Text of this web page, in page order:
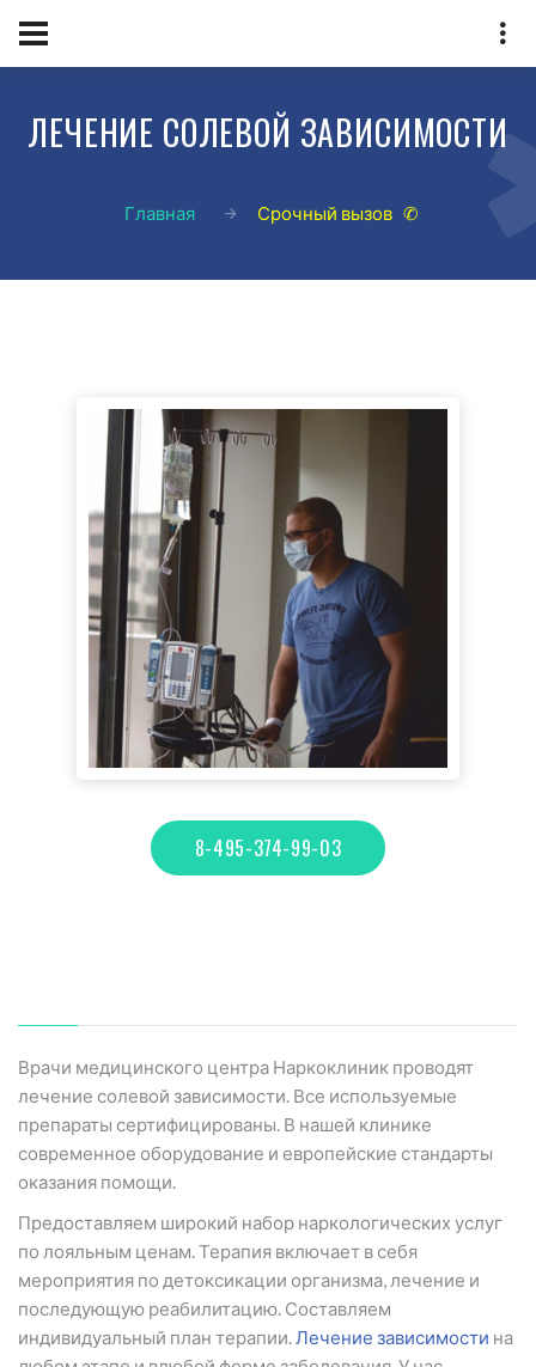
ЛЕЧЕНИЕ СОЛЕВОЙ ЗАВИСИМОСТИ
Главная Срочный вызов ✆
8-495-374-99-03
Врачи медицинского центра Наркоклиник проводят
лечение солевой зависимости. Все используемые
препараты сертифицированы. В нашей клинике
современное оборудование и европейские стандарты
оказания помощи.
Предоставляем широкий набор наркологических услуг
по лояльным ценам. Терапия включает в себя
мероприятия по детоксикации организма, лечение и
последующую реабилитацию. Составляем
индивидуальный план терапии.Лечение зависимости на